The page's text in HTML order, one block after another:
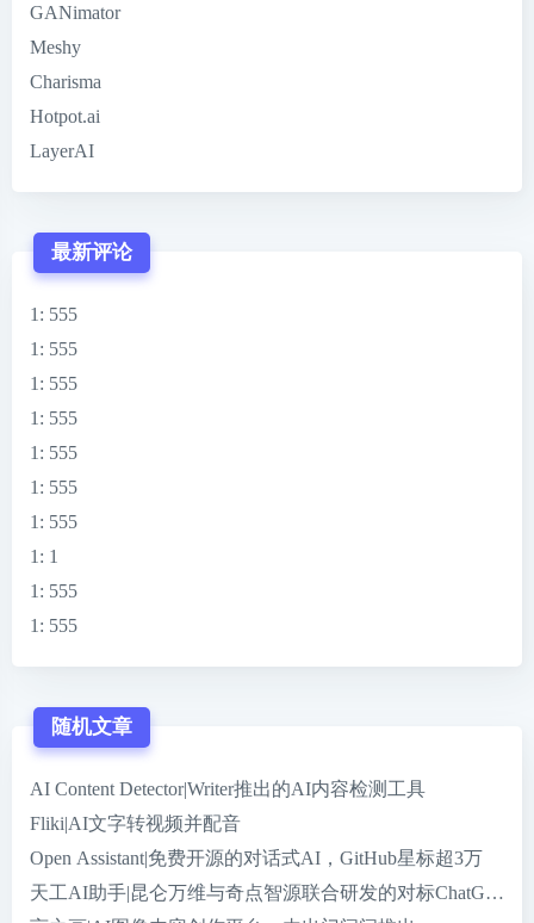
GANimator
Meshy
Charisma
Hotpot.ai
LayerAI
最新评论
1 : 555
1 : 555
1 : 555
1 : 555
1 : 555
1 : 555
1 : 555
1 : 1
1 : 555
1 : 555
随机文章
AI Content Detector|Writer推出的AI内容检测工具
Fliki|AI文字转视频并配音
Open Assistant|免费开源的对话式AI，GitHub星标超3万
天工AI助手|昆仑万维与奇点智源联合研发的对标ChatGPT的